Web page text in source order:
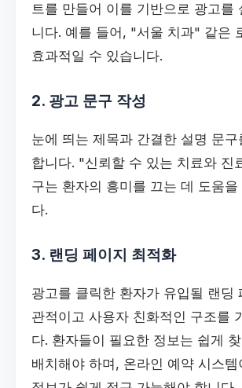
트를 만들어 이를 기반으로 광고를
니다. 예를 들어, "서울 치과" 같은
효과적일 수 있습니다.
2. 광고 문구 작성
눈에 띄는 제목과 간결한 설명 문
합니다. "신뢰할 수 있는 치료와 진
구는 환자의 흥미를 끄는 데 도움을
다.
3. 랜딩 페이지 최적화
광고를 클릭한 환자가 유입될 랜딩
관적이고 사용자 친화적인 구조를
다. 환자들이 필요한 정보는 쉽게
배치해야 하며, 온라인 예약 시스템